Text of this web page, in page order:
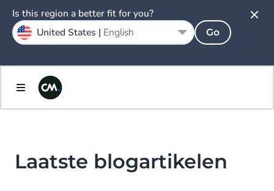
Laatste blogartikelen
Is this region a better fit for you?
United States | English Go